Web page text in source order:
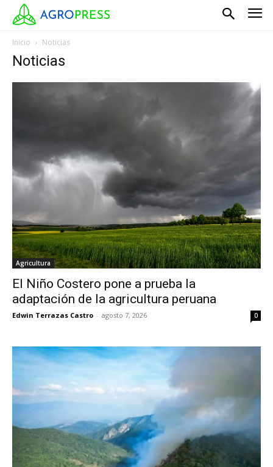
Inicio Noticias
Noticias
Agricultura
El Niño Costero pone a prueba la
adaptación de la agricultura peruana
Edwin Terrazas Castro - agosto 7, 2026 0